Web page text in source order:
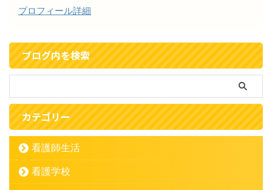
プロフィール詳細
ブログ内を検索
カテゴリー
看護師生活
看護学校